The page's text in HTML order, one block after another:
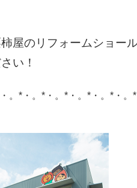
屋のリフォームショー
い！
。*・。*・。*・。*・。*・。*